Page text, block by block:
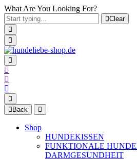
What Are You Looking For?
Clear
Back
Shop
HUNDEKISSEN
FUNKTIONALE
DARMGESUNDHEIT